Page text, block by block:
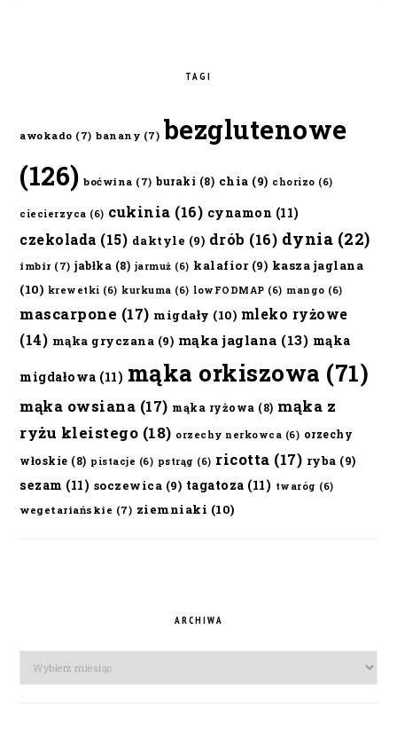
TAGI
awokado (7) banany (7) bezglutenowe
(126) boćwina (7) buraki (8) chia (9) chorizo (6)
ciecierzyca (6) cukinia (16) cynamon (11)
czekolada (15) daktyle (9) drób (16) dynia (22)
imbir (7) jabłka (8) jarmuż (6) kalafior(9) kasza jaglana
(10) krewetki (6) kurkuma (6) lowFODMAP (6) mango (6)
mascarpone (17) migdały (10) mleko ryżowe
(14) mąka gryczana (9) mąka jaglana (13) mąka
migdałowa (11) mąka orkiszowa (71)
mąka owsiana (17) mąka ryżowa (8) mąka z
ryżu kleistego (18) orzechy nerkowca (6) orzechy
włoskie (8) pistacje (6) pstrąg (6) ricotta (17) ryba (9)
sezam (11) soczewica (9) tagatoza (11) twaróg (6)
wegetariańskie (7) ziemniaki (10)
ARCHIWA
Archiwa